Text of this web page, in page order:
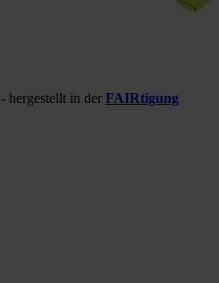
- hergestellt in der FAIRtigung